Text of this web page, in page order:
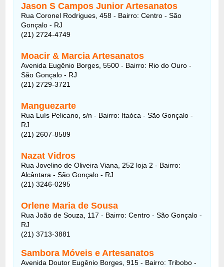
Jason S Campos Junior Artesanatos
Rua Coronel Rodrigues, 458 - Bairro: Centro - São
Gonçalo - RJ
(21) 2724-4749
Moacir & Marcia Artesanatos
Avenida Eugênio Borges, 5500 - Bairro: Rio do Ouro -
São Gonçalo - RJ
(21) 2729-3721
Manguezarte
Rua Luís Pelicano, s/n - Bairro: Itaóca - São Gonçalo -
RJ
(21) 2607-8589
Nazat Vidros
Rua Jovelino de Oliveira Viana, 252 loja 2 - Bairro:
Alcântara - São Gonçalo - RJ
(21) 3246-0295
Orlene Maria de Sousa
Rua João de Souza, 117 - Bairro: Centro - São Gonçalo -
RJ
(21) 3713-3881
Sambora Móveis e Artesanatos
Avenida Doutor Eugênio Borges, 915 - Bairro: Tribobo -